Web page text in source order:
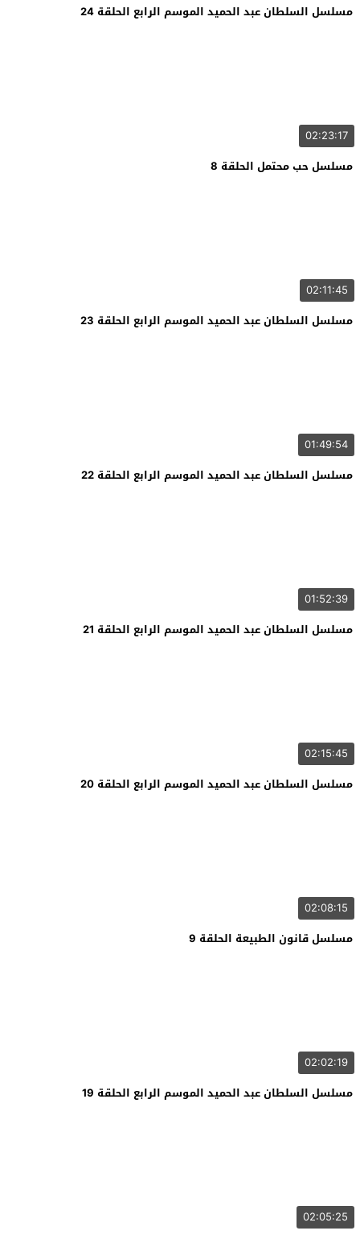
مسلسل السلطان عبد الحميد الموسم الرابع الحلقة 24
02:23:17
مسلسل حب محتمل الحلقة 8
02:11:45
مسلسل السلطان عبد الحميد الموسم الرابع الحلقة 23
01:49:54
مسلسل السلطان عبد الحميد الموسم الرابع الحلقة 22
01:52:39
مسلسل السلطان عبد الحميد الموسم الرابع الحلقة 21
02:15:45
مسلسل السلطان عبد الحميد الموسم الرابع الحلقة 20
02:08:15
مسلسل قانون الطبيعة الحلقة 9
02:02:19
مسلسل السلطان عبد الحميد الموسم الرابع الحلقة 19
02:05:25